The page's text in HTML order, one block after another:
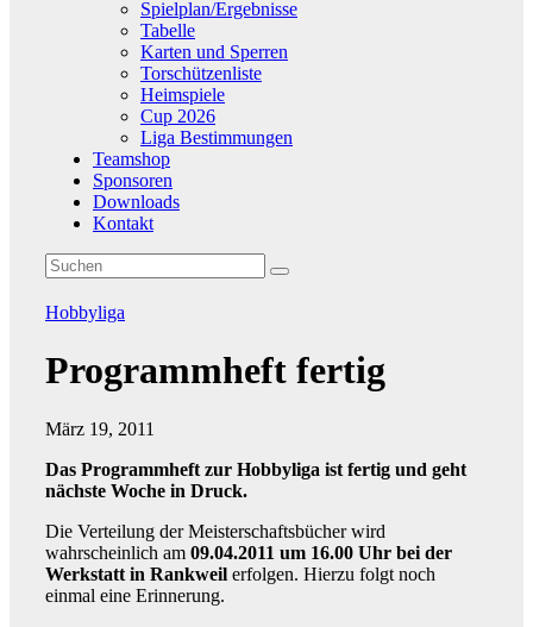
Spielplan/Ergebnisse
Tabelle
Karten und Sperren
Torschützenliste
Heimspiele
Cup 2026
Liga Bestimmungen
Teamshop
Sponsoren
Downloads
Kontakt
Hobbyliga
Programmheft fertig
März 19, 2011
Das Programmheft zur Hobbyliga ist fertig und geht
nächste Woche in Druck.
Die Verteilung der Meisterschaftsbücher wird
wahrscheinlich am 09.04.2011 um 16.00 Uhr bei der
Werkstatt in Rankweil erfolgen. Hierzu folgt noch
einmal eine Erinnerung.